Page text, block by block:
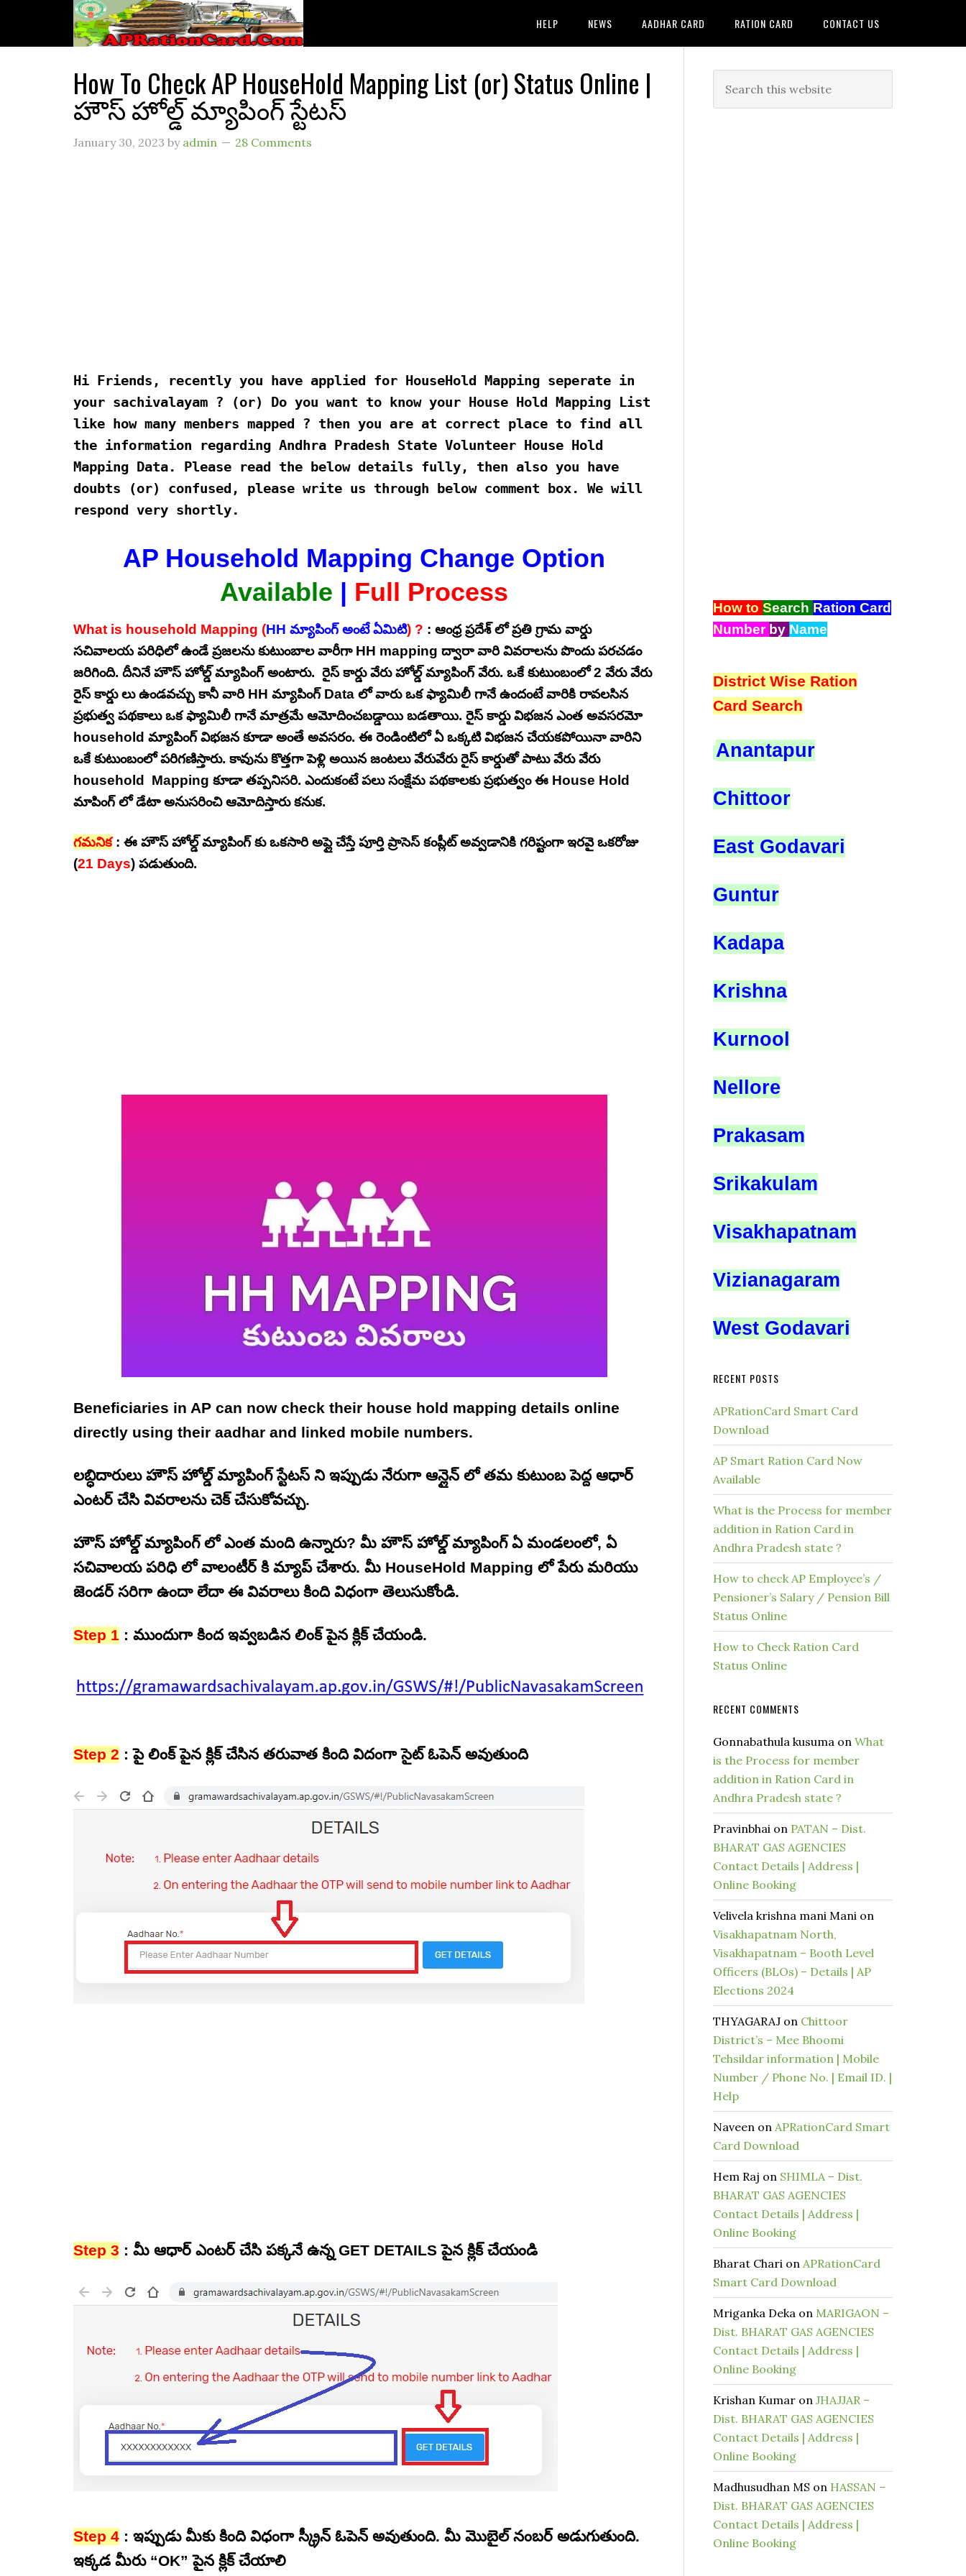
HELP NEWS AADHAR CARD RATION CARD CONTACT US
How To Check AP HouseHold Mapping List (or) Status Online |
హౌస్ హోల్డ్ మ్యాపింగ్ స్టేటస్
January 30, 2023 by admin 28 Comments
Hi Friends, recently you have applied for HouseHold Mapping seperate in
your sachivalayam ? (or) Do you want to know your House Hold Mapping List
like how many menbers mapped ? then you are at correct place to find all
the information regarding Andhra Pradesh State Volunteer House Hold
Mapping Data. Please read the below details fully, then also you have
doubts (or) confused, please write us through below comment box. We will
respond very shortly.
AP Household Mapping Change Option
Available | Full Process
What is household Mapping (HH మ్యాపింగ్ అంటే ఏమిటి) ? : ఆంధ్ర ప్రదేశ్ లో ప్రతి గ్రామ వార్డు
సచివాలయ పరిధిలో ఉండే ప్రజలను కుటుంబాల వారీగా HH mapping ద్వారా వారి వివరాలను పొందు పరచడం
జరిగింది. దీనినే హౌస్ హోల్డ్ మ్యాపింగ్ అంటారు. రైస్ కార్డు వేరు హోల్డ్ మ్యాపింగ్ వేరు. ఒకే కుటుంబంలో 2 వేరు వేరు
రైస్ కార్డు లు ఉండవచ్చు కానీ వారి HH మ్యాపింగ్ Data లో వారు ఒక ఫ్యామిలీ గానే ఉందంటే వారికి రావలసిన
ప్రభుత్వ పథకాలు ఒక ఫ్యామిలీ గానే మాత్రమే ఆమోదించబడ్డాయి బడతాయి. రైస్ కార్డు విభజన ఎంత అవసరమో
household మ్యాపింగ్ విభజన కూడా అంతే అవసరం. ఈ రెండింటిలో ఏ ఒక్కటి విభజన చేయకపోయినా వారిని
ఒకే కుటుంబంలో పరిగణిస్తారు. కావును కొత్తగా పెళ్లి అయిన జంటలు వేరువేరు రైస్ కార్డుతో పాటు వేరు వేరు
household Mapping కూడా తప్పనిసరి. ఎందుకంటే పలు సంక్షేమ పథకాలకు ప్రభుత్వం ఈ House Hold
మాపింగ్ లో డేటా అనుసరించి ఆమోదిస్తారు కనుక.
గమనిక: ఈ హౌస్ హోల్డ్ మ్యాపింగ్ కు ఒకసారి అప్లై చేస్తే పూర్తి ప్రాసెస్ కంప్లీట్ అవ్వడానికి గరిష్టంగా ఇరవై ఒకరోజు
(21 Days) పడుతుంది.
Beneficiaries in AP can now check their house hold mapping details online
directly using their aadhar and linked mobile numbers.
లబ్ధిదారులు హౌస్ హోల్డ్ మ్యాపింగ్ స్టేటస్ ని ఇప్పుడు నేరుగా ఆన్లైన్ లో తమ కుటుంబ పెద్ద ఆధార్
ఎంటర్ చేసి వివరాలను చెక్ చేసుకోవచ్చు.
హౌస్ హోల్డ్ మ్యాపింగ్ లో ఎంత మంది ఉన్నారు? మీ హౌస్ హోల్డ్ మ్యాపింగ్ ఏ మండలంలో, ఏ
సచివాలయ పరిధి లో వాలంటీర్ కి మ్యాప్ చేశారు. మీ HouseHold Mapping లో పేరు మరియు
జెండర్ సరిగా ఉందా లేదా ఈ వివరాలు కింది విధంగా తెలుసుకోండి.
Step 1 : ముందుగా కింద ఇవ్వబడిన లింక్ పైన క్లిక్ చేయండి.
Step 2 : పై లింక్ పైన క్లిక్ చేసిన తరువాత కింది విదంగా సైట్ ఓపెన్ అవుతుంది
Step 3 : మీ ఆధార్ ఎంటర్ చేసి పక్కనే ఉన్న GET DETAILS పైన క్లిక్ చేయండి
Step 4 : ఇప్పుడు మీకు కింది విధంగా స్క్రీన్ ఓపెన్ అవుతుంది. మీ మొబైల్ నంబర్ అడుగుతుంది.
ఇక్కడ మీరు “OK” పైన క్లిక్ చేయాలి
How to Search Ration Card
Number by Name
District Wise Ration
Card Search
Anantapur
Chittoor
East Godavari
Guntur
Kadapa
Krishna
Kurnool
Nellore
Prakasam
Srikakulam
Visakhapatnam
Vizianagaram
West Godavari
RECENT POSTS
APRationCard Smart Card
Download
AP Smart Ration Card Now
Available
What is the Process for member
addition in Ration Card in
Andhra Pradesh state ?
How to check AP Employee’s /
Pensioner’s Salary / Pension Bill
Status Online
How to Check Ration Card
Status Online
RECENT COMMENTS
Gonnabathula kusuma on What
is the Process for member
addition in Ration Card in
Andhra Pradesh state ?
Pravinbhai on PATAN – Dist.
BHARAT GAS AGENCIES
Contact Details | Address |
Online Booking
Velivela krishna mani Mani on
Visakhapatnam North,
Visakhapatnam – Booth Level
Officers (BLOs) – Details | AP
Elections 2024
THYAGARAJ on Chittoor
District’s – Mee Bhoomi
Tehsildar information | Mobile
Number / Phone No. | Email ID. |
Help
Naveen on APRationCard Smart
Card Download
Hem Raj on SHIMLA – Dist.
BHARAT GAS AGENCIES
Contact Details | Address |
Online Booking
Bharat Chari on APRationCard
Smart Card Download
Mriganka Deka on MARIGAON –
Dist. BHARAT GAS AGENCIES
Contact Details | Address |
Online Booking
Krishan Kumar on JHAJJAR –
Dist. BHARAT GAS AGENCIES
Contact Details | Address |
Online Booking
Madhusudhan MS on HASSAN –
Dist. BHARAT GAS AGENCIES
Contact Details | Address |
Online Booking